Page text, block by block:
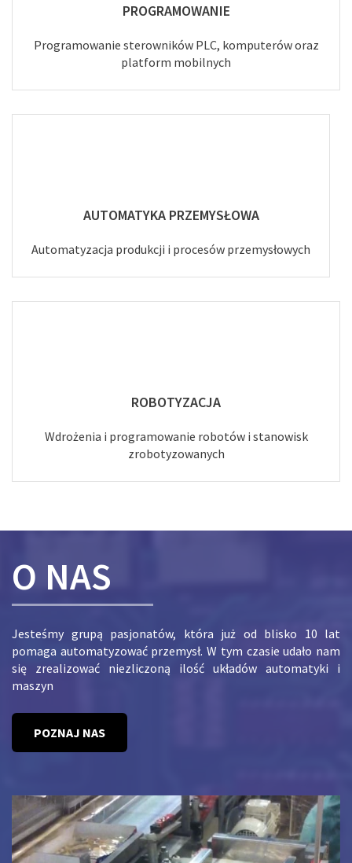
PROGRAMOWANIE
Programowanie sterowników PLC, komputerów oraz
platform mobilnych
AUTOMATYKA PRZEMYSŁOWA
Automatyzacja produkcji i procesów przemysłowych
ROBOTYZACJA
Wdrożenia i programowanie robotów i stanowisk
zrobotyzowanych
O NAS
Jesteśmy grupą pasjonatów, która już od blisko 10 lat
pomaga automatyzować przemysł. W tym czasie udało nam
się zrealizować niezliczoną ilość układów automatyki i
maszyn
POZNAJ NAS